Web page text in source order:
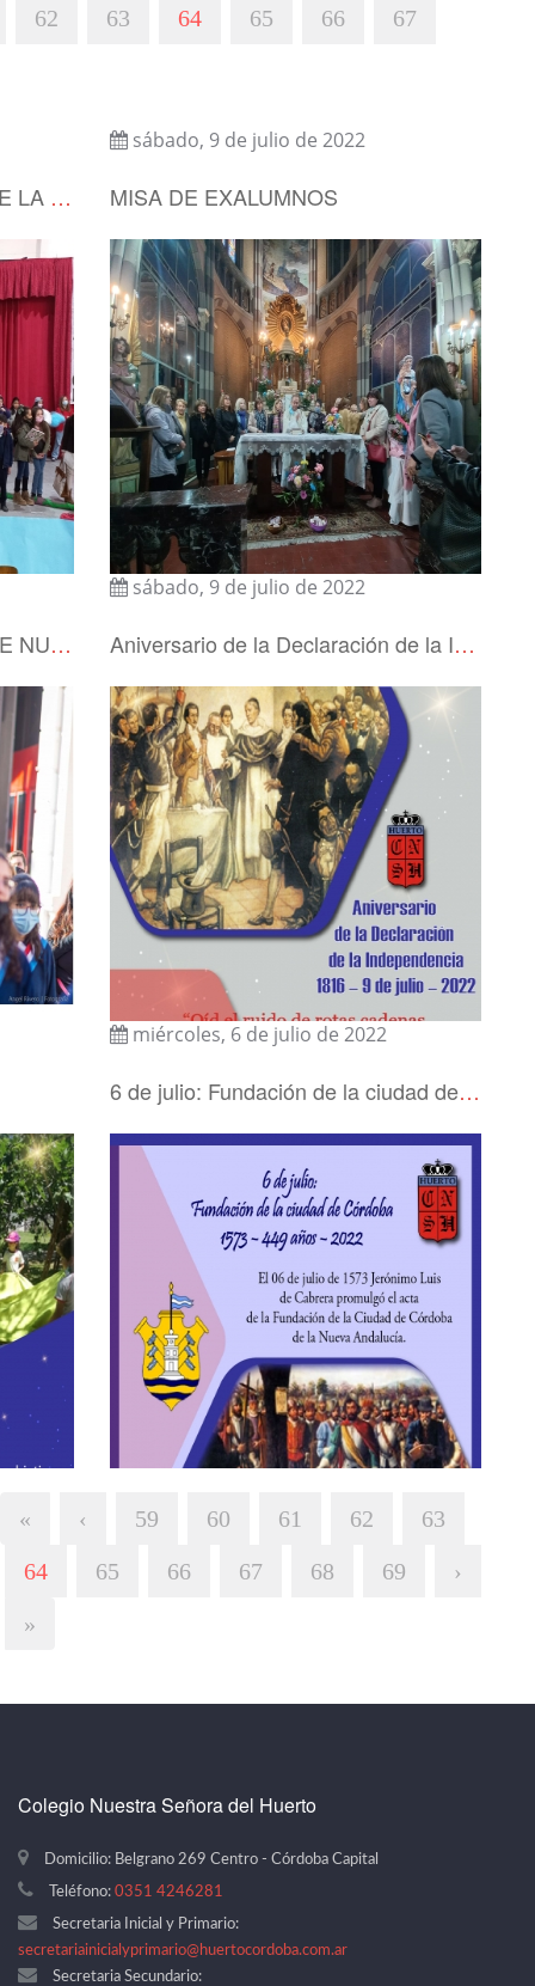
62 63 64 65 66 67
6 DE JULIO: ANIVERSARIO DE LA FUNDACIÓN DE LA CIUDAD DE CÓRDOBA
sábado, 9 de julio de 2022
MISA DE EXALUMNOS
2 DE JULIO - SOLEMNIDAD DE NUESTRA SEÑORA DEL HUERTO
sábado, 9 de julio de 2022
Aniversario de la Declaración de la Independencia 1816 – 9 de julio – 2022
miércoles, 6 de julio de 2022
6 de julio: Fundación de la ciudad de Córdoba 1573 – 449 años – 2022
« ‹ 59 60 61 62
63
64
65 66 67 68 69
›
»
Colegio Nuestra Señora del Huerto
Domicilio: Belgrano 269 Centro - Córdoba Capital
Teléfono: 0351 4246281
Secretaria Inicial y Primario:
secretariainicialyprimario@huertocordoba.com.ar
Secretaria Secundario: